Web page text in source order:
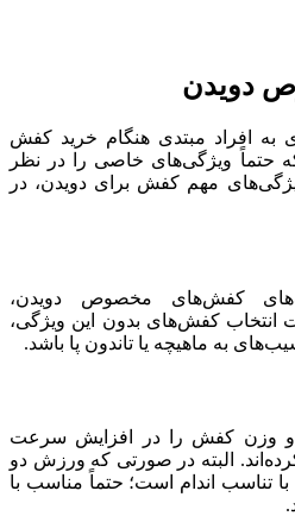
دویدن
به افراد مبتدی هنگام خرید کفش
حتماً ویژگی‌های خاصی را در نظر
مهم کفش برای دویدن، در
کفش‌های مخصوص دویدن،
کفش‌های بدون این ویژگی،
به ماهیچه یا تاندون پا باشد.
وزن کفش را در افزایش سرعت
البته در صورتی که ورزش دو
تناسب اندام است؛ حتماً مناسب با